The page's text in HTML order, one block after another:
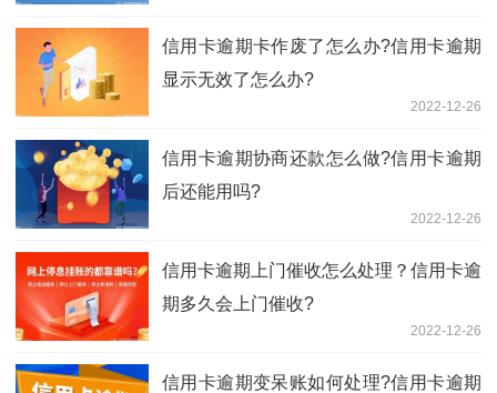
信用卡逾期卡作废了怎么办?信用卡逾期
显示无效了怎么办?
2022-12-26
信用卡逾期协商还款怎么做?信用卡逾期
后还能用吗?
2022-12-26
信用卡逾期上门催收怎么处理？信用卡逾
期多久会上门催收?
2022-12-26
信用卡逾期变呆账如何处理?信用卡逾期